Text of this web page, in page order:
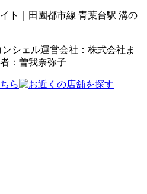
ト｜田園都市線 青葉台駅 溝の
運営会社：株式会社ま
：曽我奈弥子
ら